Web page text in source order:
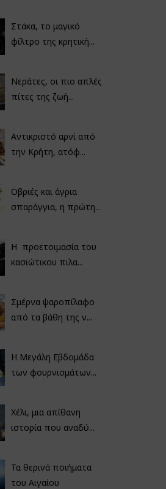
Στάκα, το μαγικό
φίλτρο της κρητική...
Νεράτες, οι πιο απλές
πίτες της ζωή...
Αντικριστό αρνί από
την Κρήτη, ατόφ...
Οβριές και άγρια
σπαράγγια, η πρώτη...
Η προετοιμασία του
κασιώτικου πιλα...
Σμέρνα ψαροπίλαφο
από τα βάθη της ν...
Η Μεγάλη Εβδομάδα
των φουρνισμάτων...
Χέλι, μια απίθανη
ιστορία που αναδύ...
Τα θερινά ποιήματα
του Αιγαίου